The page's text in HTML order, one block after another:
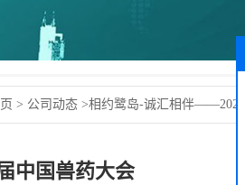
> 公司动态 >相约鹭岛-诚汇相伴
中国兽药大会